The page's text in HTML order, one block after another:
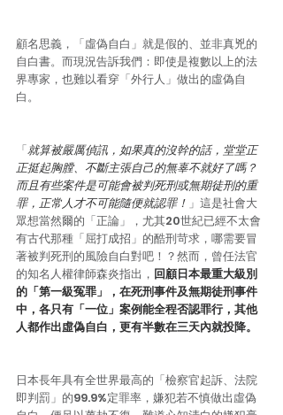
顧名思義，「虛偽自白」就是假的、並非真兇的
自白書。而現況告訴我們：即使是複數以上的法
界專家，也難以看穿「外行人」做出的虛偽自
白。
「就算被嚴厲偵訊，如果真的沒幹的話，堂堂正
正挺起胸膛、不斷主張自己的無辜不就好了嗎？
而且有些案件是可能會被判死刑或無期徒刑的重
罪，正常人才不可能隨便就認罪！ 」這是社會大
眾想當然爾的「正論」，尤其20世紀已經不太會
有古代那種「屈打成招」的酷刑苛求，哪需要冒
著被判死刑的風險自白對吧！？然而，曾任法官
的知名人權律師森炎指出， 回顧日本最重大級別
的「第一級冤罪」，在死刑事件及無期徒刑事件
中，各只有「一位」案例能全程否認罪行，其他
人都作出虛偽自白，更有半數在三天內就投降。
日本長年具有全世界最高的「檢察官起訴、法院
即判罰」的99.9%定罪率，嫌犯若不慎做出虛偽